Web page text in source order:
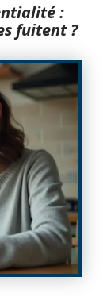
:
fuitent ?